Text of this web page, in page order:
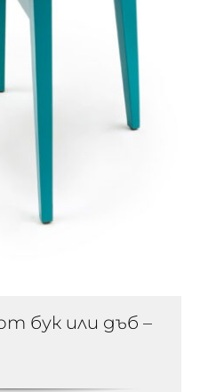
бук или дъб –